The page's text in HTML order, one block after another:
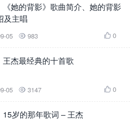
《她的背影》歌曲简介、她的背影
及主唱
05  983  0
王杰最经典的十首歌
05  3147  0
15岁的那年歌词 – 王杰